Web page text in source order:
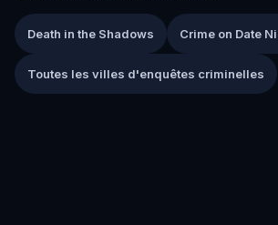
Death in the Shadows Crime on Date
Toutes les villes d'enquêtes criminelles